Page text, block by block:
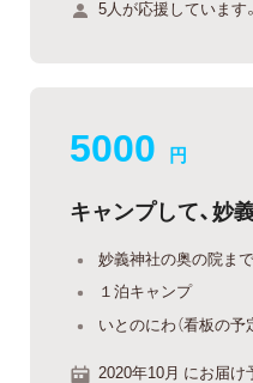
5人が応援しています。
5000 円
キャンプして、妙
妙義神社の奥の院ま
１泊キャンプ
いとのにわ（看板の予
2020年10月 にお届け